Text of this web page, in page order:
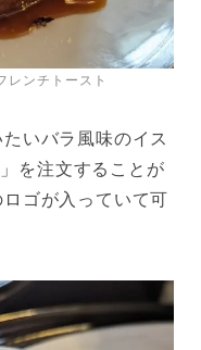
ンチトースト
いバラ風味のイス
」を注文することが
ゴが入っていて可